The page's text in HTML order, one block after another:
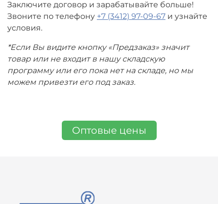
Заключите договор и зарабатывайте больше!
Звоните по телефону +7 (3412) 97-09-67 и узнайте
условия.
*Если Вы видите кнопку «Предзаказ» значит
товар или не входит в нашу складскую
программу или его пока нет на складе, но мы
можем привезти его под заказ.
Оптовые цены